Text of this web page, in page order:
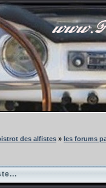
des alfistes » les forums